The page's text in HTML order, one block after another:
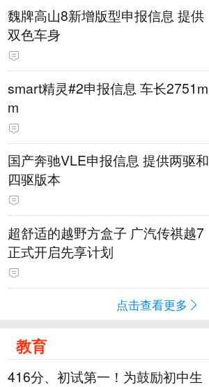
魏牌高山8新增版型申报信息 提供
双色车身
smart精灵#2申报信息 车长2751m
m
国产奔驰VLE申报信息 提供两驱和
四驱版本
超舒适的越野方盒子 广汽传祺越7
正式开启先享计划
点击查看更多
教育
416分、初试第一！为鼓励初中生